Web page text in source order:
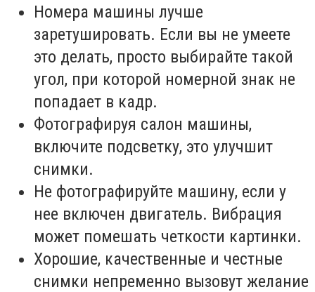
Номера машины лучше
заретушировать. Если вы не умеете
это делать, просто выбирайте такой
угол, при которой номерной знак не
попадает в кадр.
Фотографируя салон машины,
включите подсветку, это улучшит
снимки.
Не фотографируйте машину, если у
нее включен двигатель. Вибрация
может помешать четкости картинки.
Хорошие, качественные и честные
снимки непременно вызовут желание